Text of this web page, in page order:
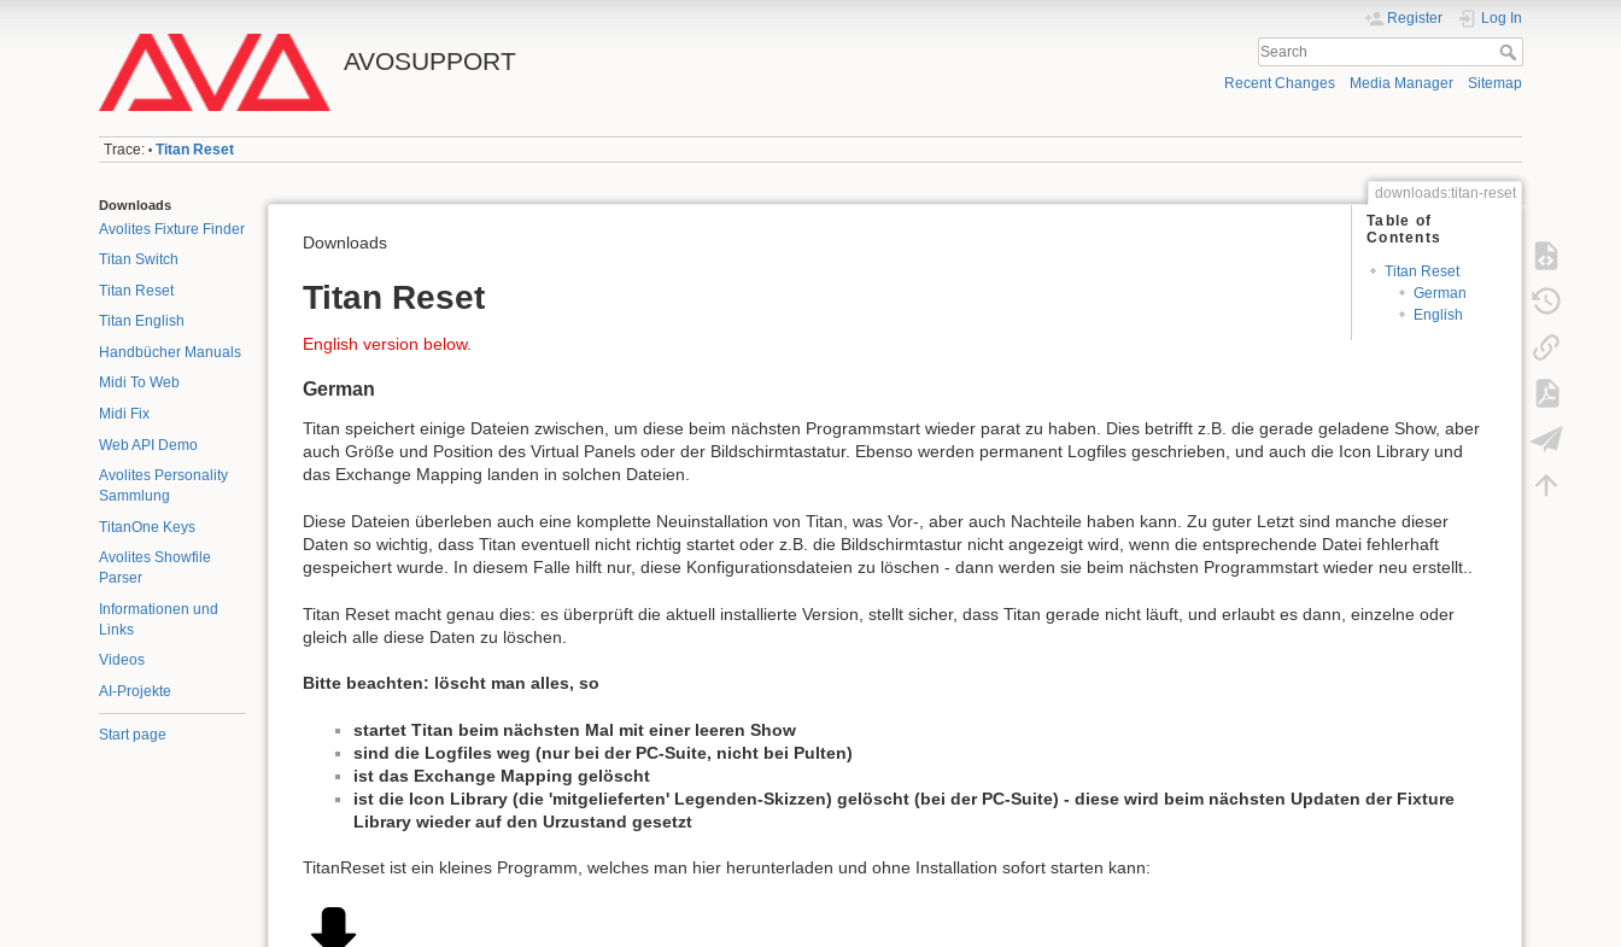
AVOSUPPORT
Register Log In
Recent Changes Media Manager Sitemap
Trace: • Titan Reset
Downloads
Avolites Fixture Finder
Titan Switch
Titan Reset
Titan English
Handbücher Manuals
Midi To Web
Midi Fix
Web API Demo
Avolites Personality
Sammlung
TitanOne Keys
Avolites Showfile
Parser
Informationen und
Links
Videos
AI-Projekte
Start page
downloads:titan-reset
Table of
Contents
Titan Reset
German
English
Downloads
Titan Reset
English version below.
German
Titan speichert einige Dateien zwischen, um diese beim nächsten Programmstart wieder parat zu haben. Dies betrifft z.B. die gerade geladene Show, aber
auch Größe und Position des Virtual Panels oder der Bildschirmtastatur. Ebenso werden permanent Logfiles geschrieben, und auch die Icon Library und
das Exchange Mapping landen in solchen Dateien.
Diese Dateien überleben auch eine komplette Neuinstallation von Titan, was Vor-, aber auch Nachteile haben kann. Zu guter Letzt sind manche dieser
Daten so wichtig, dass Titan eventuell nicht richtig startet oder z.B. die Bildschirmtastur nicht angezeigt wird, wenn die entsprechende Datei fehlerhaft
gespeichert wurde. In diesem Falle hilft nur, diese Konfigurationsdateien zu löschen - dann werden sie beim nächsten Programmstart wieder neu erstellt..
Titan Reset macht genau dies: es überprüft die aktuell installierte Version, stellt sicher, dass Titan gerade nicht läuft, und erlaubt es dann, einzelne oder
gleich alle diese Daten zu löschen.
Bitte beachten: löscht man alles, so
startet Titan beim nächsten Mal mit einer leeren Show
sind die Logfiles weg (nur bei der PC-Suite, nicht bei Pulten)
ist das Exchange Mapping gelöscht
ist die Icon Library (die 'mitgelieferten' Legenden-Skizzen) gelöscht (bei der PC-Suite) - diese wird beim nächsten Updaten der Fixture
Library wieder auf den Urzustand gesetzt
TitanReset ist ein kleines Programm, welches man hier herunterladen und ohne Installation sofort starten kann: